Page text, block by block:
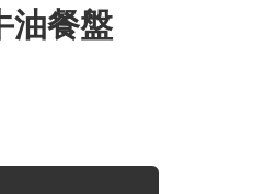
油餐盤